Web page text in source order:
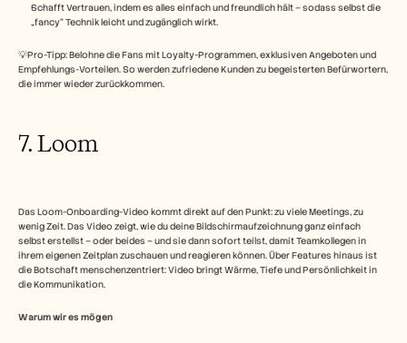
Schafft Vertrauen, indem es alles einfach und freundlich hält – sodass selbst die
„fancy“ Technik leicht und zugänglich wirkt.
💡Pro-Tipp: Belohne die Fans mit Loyalty-Programmen, exklusiven Angeboten und
Empfehlungs-Vorteilen. So werden zufriedene Kunden zu begeisterten Befürwortern,
die immer wieder zurückkommen.
7. Loom
Das Loom-Onboarding-Video kommt direkt auf den Punkt: zu viele Meetings, zu
wenig Zeit. Das Video zeigt, wie du deine Bildschirmaufzeichnung ganz einfach
selbst erstellst – oder beides – und sie dann sofort teilst, damit Teamkollegen in
ihrem eigenen Zeitplan zuschauen und reagieren können. Über Features hinaus ist
die Botschaft menschenzentriert: Video bringt Wärme, Tiefe und Persönlichkeit in
die Kommunikation.
Warum wir es mögen